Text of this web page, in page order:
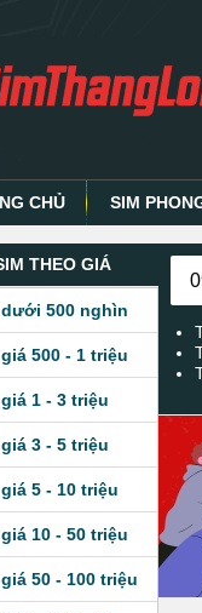
CHỦ SIM
THEO GIÁ
dưới 500 nghìn
500 - 1 triệu
1 - 3 triệu
3 - 5 triệu
5 - 10 triệu
10 - 50 triệu
50 - 100 triệu